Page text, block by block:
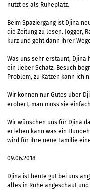
nutzt es als Ruheplatz.
Beim Spaziergang ist Djina
die Zeitung zu lesen. Jogger,
kurz und geht dann ihrer
Was uns sehr erstaunt, Djina
ein lieber Schatz. Besuch
Problem, zu Katzen kann ich
Wir können nur Gutes über
erobert, man muss sie
Wir wünschen uns für Djina
erleben kann was ein
wird für ihre neue Familie
09.06.2018
Djina ist heute gut bei uns
alles in Ruhe angeschaut